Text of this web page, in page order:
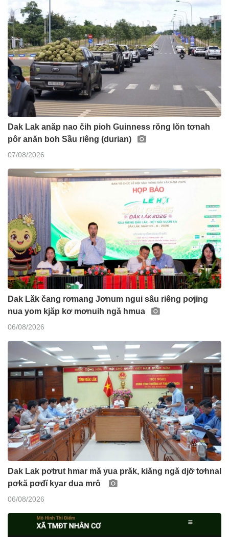
Dak Lak anăp nao čih pioh Guinness rŏng lŏn tơnah
pôr anăn boh Sầu riêng (durian)
07/08/2026
Dak Lăk čang rơmang Jơnum ngui sâu riêng pơjing
nua yom kjăp kơ mơnuih ngă hmua
06/08/2026
Dak Lak pơtrut hmar mă yua prăk, kiăng ngă djơ̆ tơhnal
pơkă pơđĭ kyar dua mrô
06/08/2026